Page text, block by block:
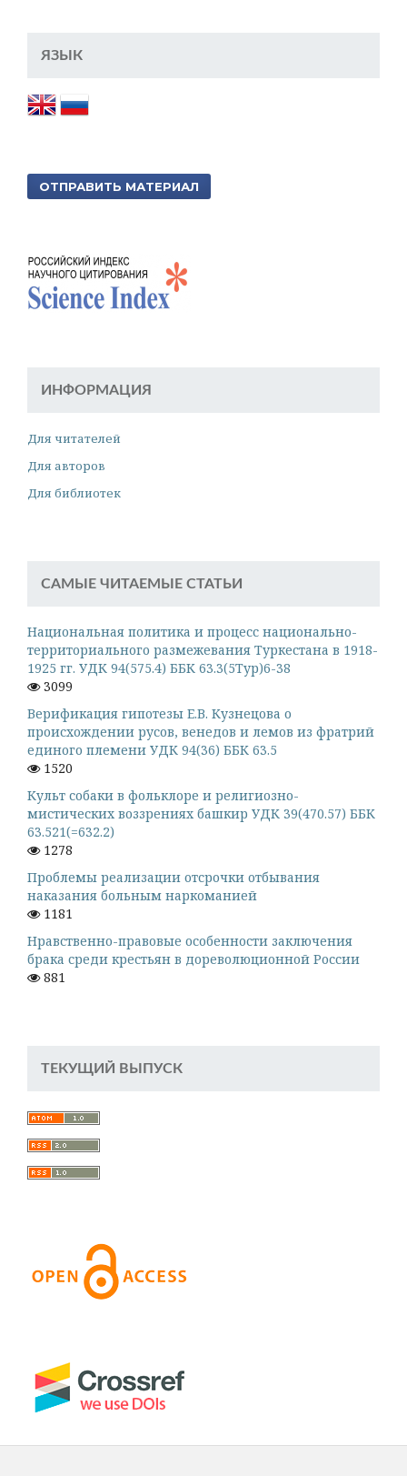
ЯЗЫК
ОТПРАВИТЬ МАТЕРИАЛ
ИНФОРМАЦИЯ
Для читателей
Для авторов
Для библиотек
САМЫЕ ЧИТАЕМЫЕ СТАТЬИ
Национальная политика и процесс национально-
территориального размежевания Туркестана в 1918-
1925 гг. УДК 94(575.4) ББК 63.3(5Тур)6-38
3099
Верификация гипотезы Е.В. Кузнецова о
происхождении русов, венедов и лемов из фратрий
единого племени УДК 94(36) ББК 63.5
1520
Культ собаки в фольклоре и религиозно-
мистических воззрениях башкир УДК 39(470.57) ББК
63.521(=632.2)
1278
Проблемы реализации отсрочки отбывания
наказания больным наркоманией
1181
Нравственно-правовые особенности заключения
брака среди крестьян в дореволюционной России
881
ТЕКУЩИЙ ВЫПУСК